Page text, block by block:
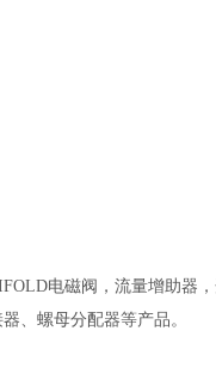
电磁阀，流量增助器
、螺母分配器等产品。